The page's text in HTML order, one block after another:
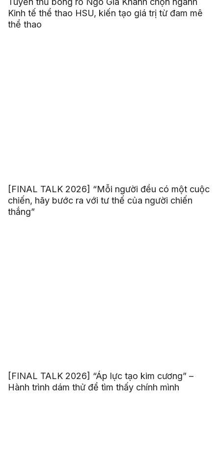
Kinh tế thể thao HSU, kiến tạo giá trị từ đam mê
thể thao
[FINAL TALK 2026] “Mỗi người đều có một cuộc
chiến, hãy bước ra với tư thế của người chiến
thắng”
[FINAL TALK 2026] “Áp lực tạo kim cương” –
Hành trình dám thử để tìm thấy chính mình